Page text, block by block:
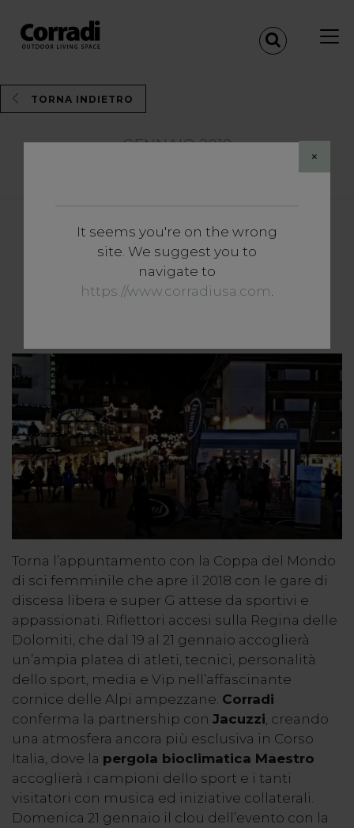
×
It seems you're on the wrong
site. We suggest you to
navigate to
https://www.corradiusa.com.
TORNA INDIETRO
GENNAIO 2018
Maestro by Corradi
protagonista a Cortina per la
Torna l’appuntamento con la Coppa del Mondo
di sci femminile che apre il 2018 con le gare di
discesa libera e super G attese da sportivi e
appassionati. Riflettori accesi sulla Regina delle
Dolomiti, che dal 19 al 21 gennaio accoglierà
un’ampia platea di atleti, tecnici, personalità
dello sport, media e Vip nell’affascinante
cornice delle Alpi ampezzane. Corradi
conferma la partnership con Jacuzzi , creando
una atmosfera ancora più esclusiva in Corso
Italia, dove la pergola bioclimatica Maestro
accoglierà i campioni dello sport e i tanti
visitatori con musica ed iniziative collaterali.
Domenica 21 gennaio il clou dell’evento con la